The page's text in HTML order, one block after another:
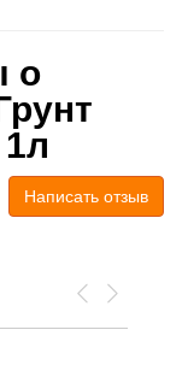
о
Написать отзыв